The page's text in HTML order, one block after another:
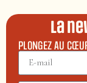
La
PLONGEZ AU